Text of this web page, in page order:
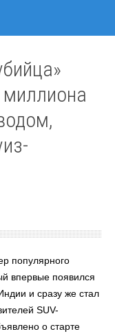
популярного
впервые появился
и сразу же стал
SUV-
о старте